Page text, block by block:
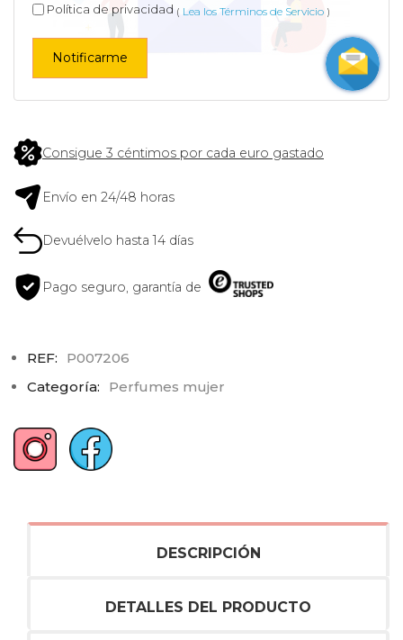
Política de privacidad ( Lea los Términos de Servicio )
Notificarme
Consigue 3 céntimos por cada euro gastado
Envío en 24/48 horas
Devuélvelo hasta 14 días
Pago seguro, garantía de
REF:
P007206
Categoría:
Perfumes mujer
DESCRIPCIÓN
DETALLES DEL PRODUCTO